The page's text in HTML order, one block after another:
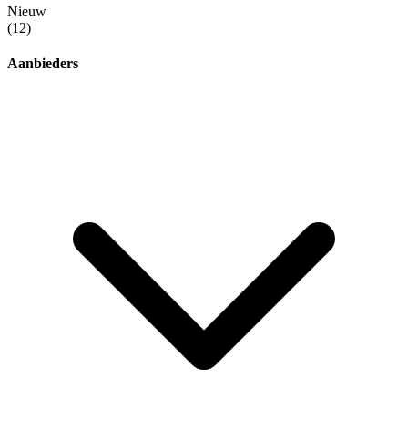
Nieuw
(12)
Aanbieders